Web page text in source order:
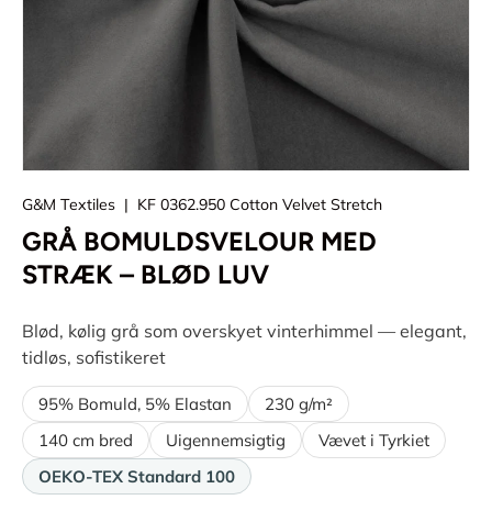
G&M Textiles | KF 0362.950 Cotton Velvet Stretch
GRÅ BOMULDSVELOUR MED
STRÆK – BLØD LUV
Blød, kølig grå som overskyet vinterhimmel — elegant,
tidløs, sofistikeret
95% Bomuld, 5% Elastan
230 g/m²
140 cm bred
Uigennemsigtig
Vævet i Tyrkiet
OEKO-TEX Standard 100